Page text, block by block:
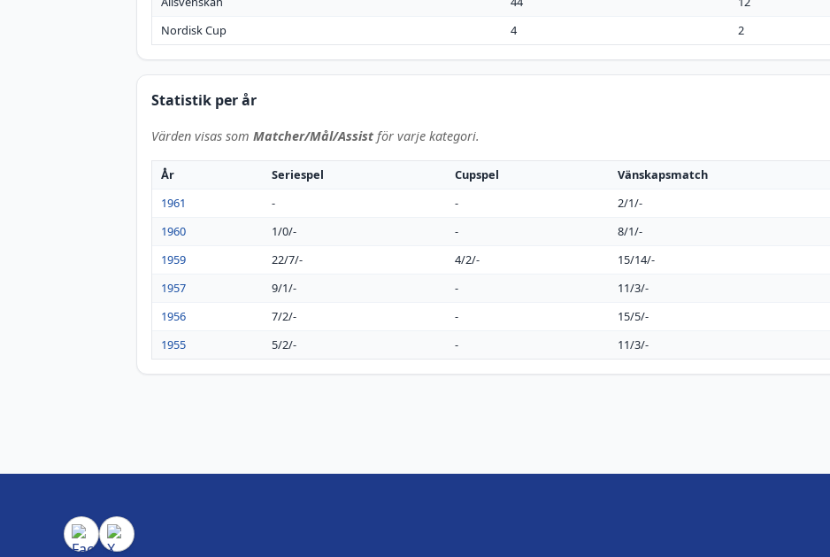
Nordisk Cup
4 2
Statistik per år
Värden visas som Matcher/Mål/Assist för varje kategori.
År Seriespel Cupspel Vänskapsmatch
1961
- - 2/1/-
1960
1/0/- - 8/1/-
1959
22/7/- 4/2/- 15/14/-
1957
9/1/- - 11/3/-
1956
7/2/- - 15/5/-
1955
5/2/- - 11/3/-